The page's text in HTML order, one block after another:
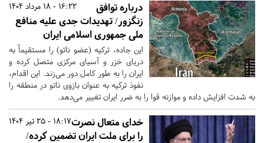
16:22 - 18 مرداد 1404
درباره توافق
زنگزور/ تهدیدات جدی علیه منافع
ملی جمهوری اسلامی ایران
این جاده، ترکیه (عضو ناتو) را مستقیماً به
دریای خزر و آسیای مرکزی متصل کرده و
ایران را به طور کامل دور می‌زند. این اقدام،
نفوذ ترکیه به عنوان بازوی ناتو در منطقه را
به شدت افزایش داده و موازنه قوا را به ضرر ایران تغییر می‌دهد.
18:17 - 25 تیر 1404خدای متعال نصرت
را برای ملت ایران تضمین کرده/